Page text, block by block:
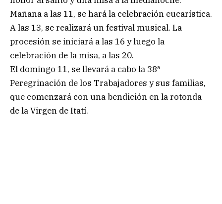
Mañana a las 11, se hará la celebración eucarística.
A las 13, se realizará un festival musical. La
procesión se iniciará a las 16 y luego la
celebración de la misa, a las 20.
El domingo 11, se llevará a cabo la 38ª
Peregrinación de los Trabajadores y sus familias,
que comenzará con una bendición en la rotonda
de la Virgen de Itatí.